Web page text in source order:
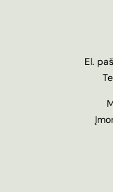
El.